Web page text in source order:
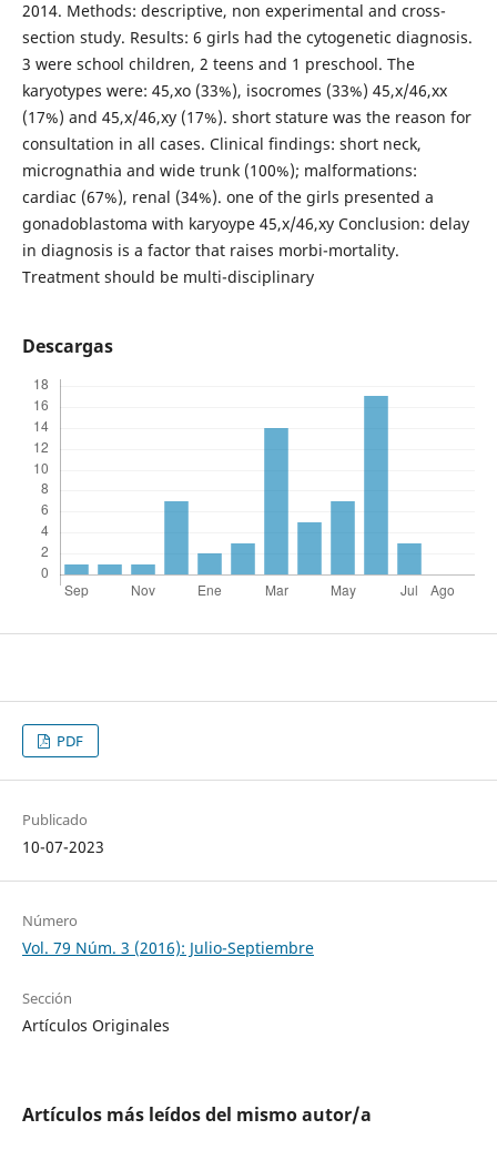
2014. Methods: descriptive, non experimental and cross-
section study. Results: 6 girls had the cytogenetic diagnosis.
3 were school children, 2 teens and 1 preschool. The
karyotypes were: 45,xo (33%), isocromes (33%) 45,x/46,xx
(17%) and 45,x/46,xy (17%). short stature was the reason for
consultation in all cases. Clinical findings: short neck,
micrognathia and wide trunk (100%); malformations:
cardiac (67%), renal (34%). one of the girls presented a
gonadoblastoma with karyoype 45,x/46,xy Conclusion: delay
in diagnosis is a factor that raises morbi-mortality.
Treatment should be multi-disciplinary
Descargas
PDF
Publicado
10-07-2023
Número
Vol. 79 Núm. 3 (2016): Julio-Septiembre
Sección
Artículos Originales
Artículos más leídos del mismo autor/a